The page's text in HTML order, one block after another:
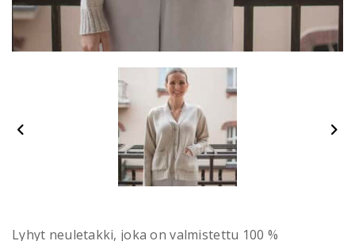
Lyhyt neuletakki, joka on valmistettu 100 %